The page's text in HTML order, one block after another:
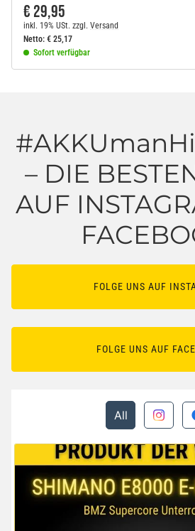
€ 29,95
inkl. 19% USt. zzgl. Versand
Netto: € 25,17
Sofort verfügbar
– DIE
AUF
FOLGE UNS AUF
FOLGE UNS AUF